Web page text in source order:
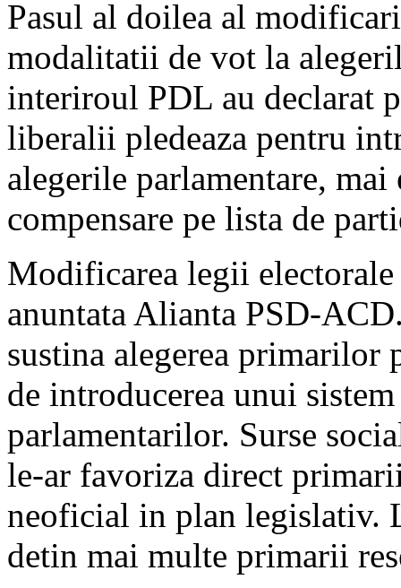
Pasul al doilea al
modalitatii de vot la
interiroul PDL au declarat
liberalii pledeaza pentru
alegerile parlamentare,
compensare pe lista de
Modificarea legii
anuntata Alianta PSD-
sustina alegerea
de introducerea unui
parlamentarilor. Surse
le-ar favoriza direct
neoficial in plan legislativ.
detin mai multe primarii